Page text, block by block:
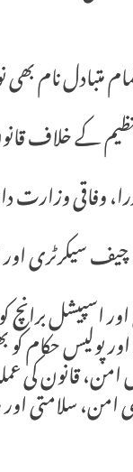
متبادل نام
کے خلاف
وفاقی
سیکرٹری اور
اسپیشل برانچ
اور پولیس
قانون کی
امن،